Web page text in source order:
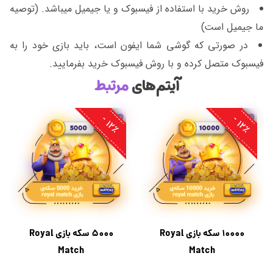
روش خرید با استفاده از فیسبوک و یا جیمیل میباشد. (توصیه
ما جیمیل است)
در صورتی که گوشی شما ایفون است، باید بازی خود را به
فیسبوک متصل کرده و با روش فیسبوک خرید بفرمایید.
آیتم‌هایمرتبط
1
2
٪
-
5000 سکه بازی Royal
Match
1
2
٪
-
10000 سکه بازی Royal
Match